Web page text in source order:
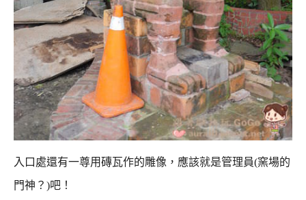
入口處還有一尊用磚瓦作的雕像，應該就是管理員(窯場的
門神？)吧！